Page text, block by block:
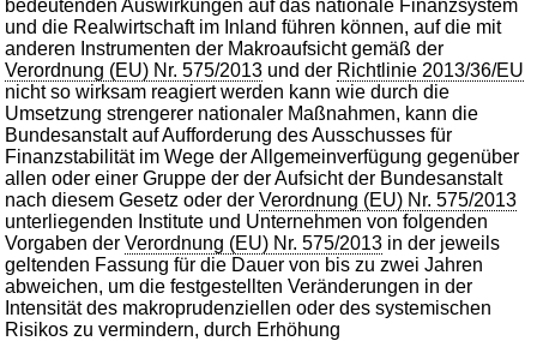
bedeutenden Auswirkungen auf das nationale Finanzsystem
und die Realwirtschaft im Inland führen können, auf die mit
anderen Instrumenten der Makroaufsicht gemäß der
Verordnung (EU) Nr. 575/2013 und der Richtlinie 2013/36/EU
nicht so wirksam reagiert werden kann wie durch die
Umsetzung strengerer nationaler Maßnahmen, kann die
Bundesanstalt auf Aufforderung des Ausschusses für
Finanzstabilität im Wege der Allgemeinverfügung gegenüber
allen oder einer Gruppe der der Aufsicht der Bundesanstalt
nach diesem Gesetz oder derVerordnung (EU) Nr. 575/2013
unterliegenden Institute und Unternehmen von folgenden
Vorgaben derVerordnung (EU) Nr. 575/2013 in der jeweils
geltenden Fassung für die Dauer von bis zu zwei Jahren
abweichen, um die festgestellten Veränderungen in der
Intensität des makroprudenziellen oder des systemischen
Risikos zu vermindern, durch Erhöhung